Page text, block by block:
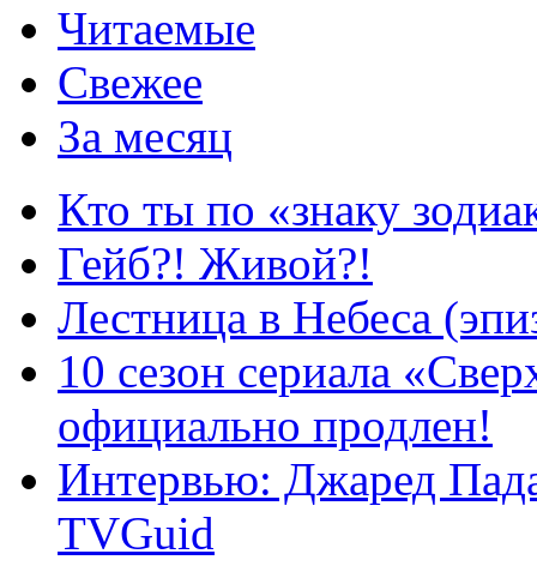
Читаемые
Свежее
За месяц
Кто ты по «знаку
Гейб?! Живой?!
Лестница в Небеса
10 сезон сериала
официально продлен!
Интервью: Джаред
TVGuid